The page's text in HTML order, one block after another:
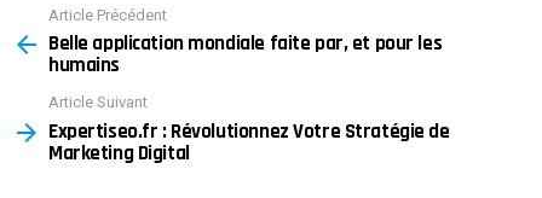
more
Article Précédent
Belle application mondiale faite par, et pour les
humains
Article Suivant
Expertiseo.fr : Révolutionnez Votre Stratégie de
Marketing Digital